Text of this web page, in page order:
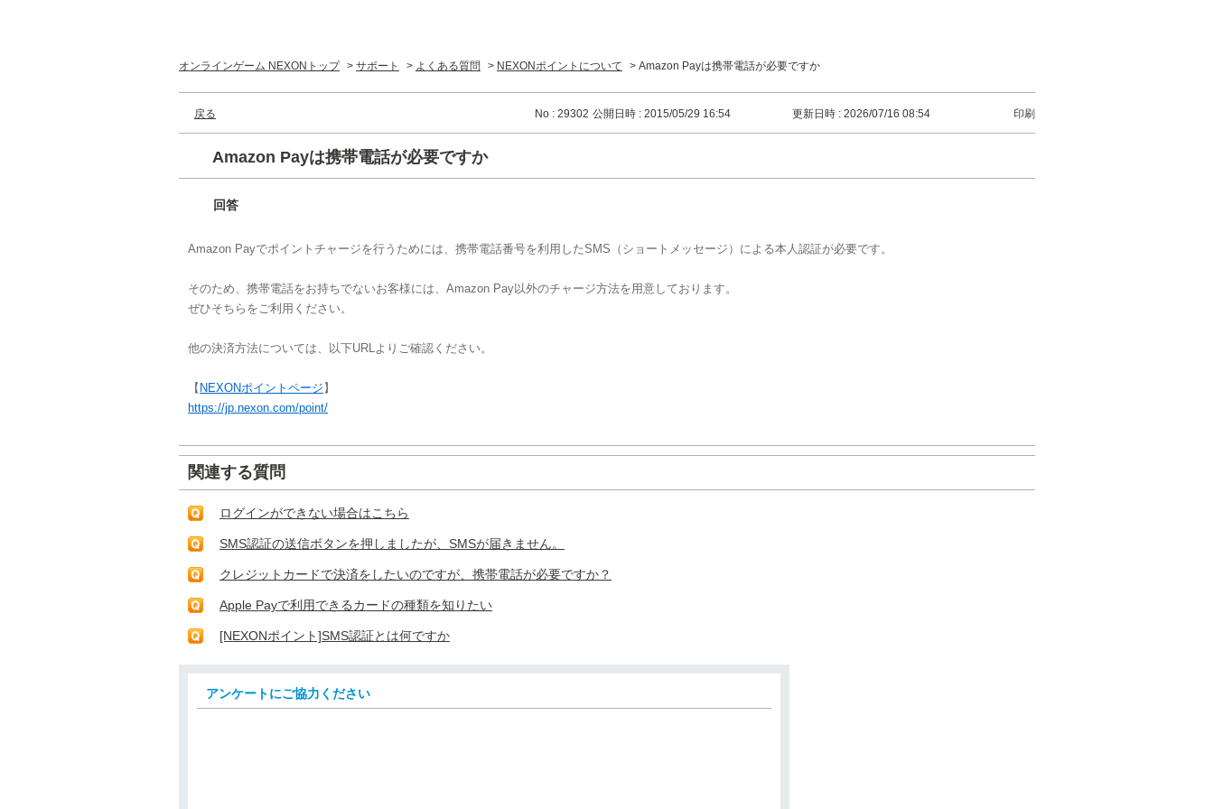
オンラインゲーム NEXONトップ > サポート > よくある質問 > NEXONポイントについて > Amazon Payは携帯電話が必要ですか
戻る No : 29302 公開日時 : 2015/05/29 16:54 更新日時 : 2026/07/16 08:54 印刷
Amazon Payは携帯電話が必要ですか
回答
Amazon Payでポイントチャージを行うためには、携帯電話番号を利用したSMS（ショートメッセージ）による本人認証が必要です。
そのため、携帯電話をお持ちでないお客様には、Amazon Pay以外のチャージ方法を用意しております。
ぜひそちらをご利用ください。
他の決済方法については、以下URLよりご確認ください。
【 NEXONポイントページ 】
https://jp.nexon.com/point/
関連する質問
ログインができない場合はこちら
SMS認証の送信ボタンを押しましたが、SMSが届きません。
クレジットカードで決済をしたいのですが、携帯電話が必要ですか？
Apple Payで利用できるカードの種類を知りたい
[NEXONポイント]SMS認証とは何ですか
アンケートにご協力ください